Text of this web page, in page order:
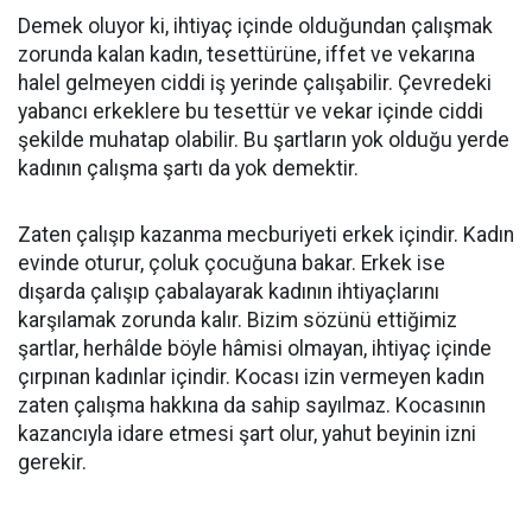
Demek oluyor ki, ihtiyaç içinde olduğundan çalışmak
zorunda kalan kadın, tesettürüne, iffet ve vekarına
halel gelmeyen ciddi iş yerinde çalışabilir. Çevredeki
yabancı erkeklere bu tesettür ve vekar içinde ciddi
şekilde muhatap olabilir. Bu şartların yok olduğu yerde
kadının çalışma şartı da yok demektir.
Zaten çalışıp kazanma mecburiyeti erkek içindir. Kadın
evinde oturur, çoluk çocuğuna bakar. Erkek ise
dışarda çalışıp çabalayarak kadının ihtiyaçlarını
karşılamak zorunda kalır. Bizim sözünü ettiğimiz
şartlar, herhâlde böyle hâmisi olmayan, ihtiyaç içinde
çırpınan kadınlar içindir. Kocası izin vermeyen kadın
zaten çalışma hakkına da sahip sayılmaz. Kocasının
kazancıyla idare etmesi şart olur, yahut beyinin izni
gerekir.